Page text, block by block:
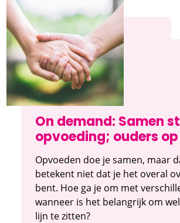
On demand: Samen
opvoeding; ouders op
Opvoeden doe je samen, maar
betekent niet dat je het overal
bent. Hoe ga je om met
wanneer is het belangrijk om
lijn te zitten?